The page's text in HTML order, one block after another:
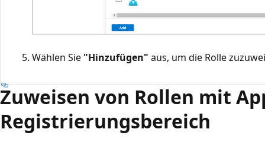
Wählen Sie "Hinzufügen" aus, um die Rolle
Zuweisen von Rollen mit
Registrierungsbereich